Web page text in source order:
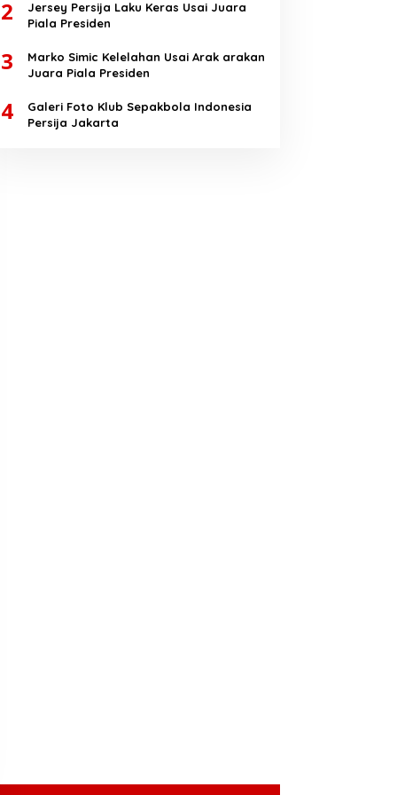
2
Jersey Persija Laku Keras Usai Juara
Piala Presiden
3
Marko Simic Kelelahan Usai Arak arakan
Juara Piala Presiden
4
Galeri Foto Klub Sepakbola Indonesia
Persija Jakarta